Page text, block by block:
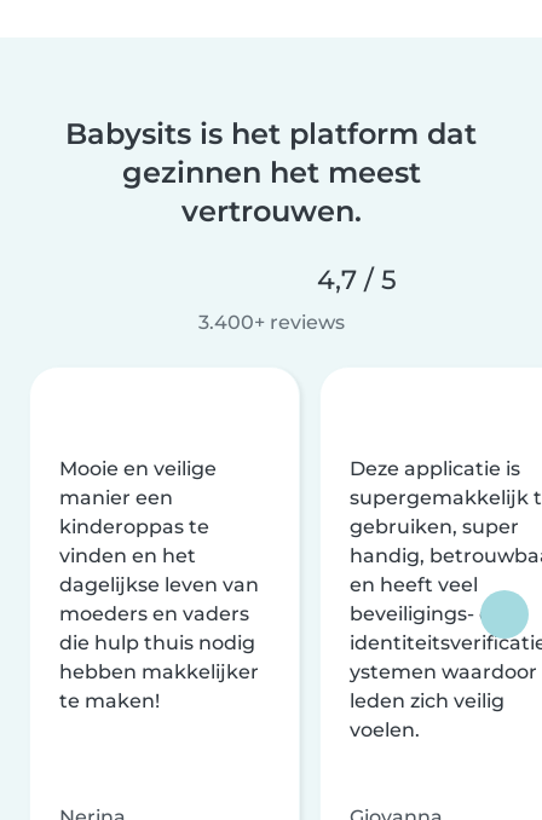
Babysits is het platform dat
gezinnen het meest
vertrouwen.
4,7 / 5
3.400+ reviews
Mooie en veilige
manier een
kinderoppas te
vinden en het
dagelijkse leven van
moeders en vaders
die hulp thuis nodig
hebben makkelijker
te maken!
Deze applicatie is
supergemakkelijk
gebruiken, super
handig,
en heeft veel
beveiligings- en
ystemen waardoor
leden zich veilig
voelen.